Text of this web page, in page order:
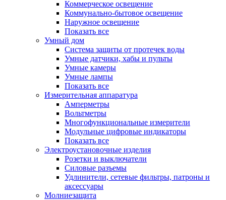
Коммерческое освещение
Коммунально-бытовое освещение
Наружное освещение
Показать все
Умный дом
Система защиты от протечек воды
Умные датчики, хабы и пульты
Умные камеры
Умные лампы
Показать все
Измерительная аппаратура
Амперметры
Вольтметры
Многофункциональные измерители
Модульные цифровые индикаторы
Показать все
Электроустановочные изделия
Розетки и выключатели
Силовые разъемы
Удлинители, сетевые фильтры, патроны и
аксессуары
Молниезащита